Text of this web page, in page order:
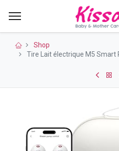
Shop
Tire Lait électrique M5 Smart